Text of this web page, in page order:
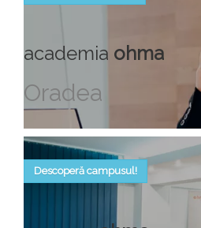
academia ohma
Oradea
Descoperă campusul!